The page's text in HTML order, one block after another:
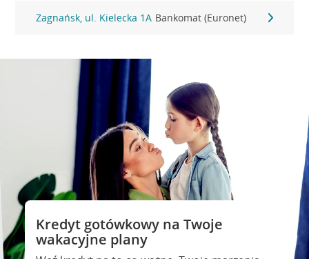
Zagnańsk, ul. Kielecka 1A Bankomat (Euronet)
Kredyt gotówkowy na Twoje
wakacyjne plany